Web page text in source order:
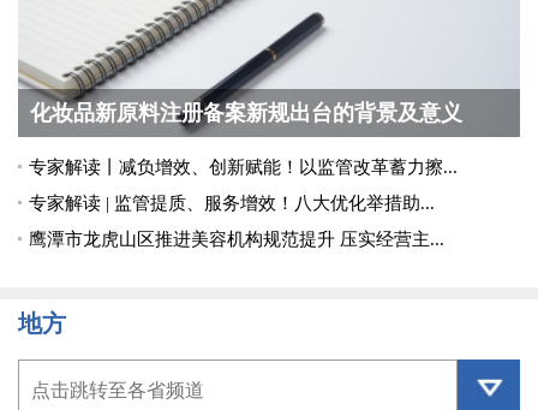
化妆品新原料注册备案新规出台的背景及意义
专家解读丨减负增效、创新赋能！以监管改革蓄力擦...
专家解读 | 监管提质、服务增效！八大优化举措助...
鹰潭市龙虎山区推进美容机构规范提升 压实经营主...
地方
点击跳转至各省频道